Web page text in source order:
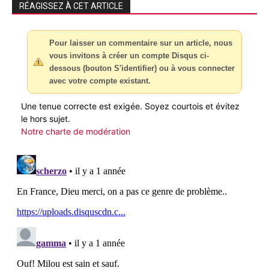
RÉAGISSEZ À CET ARTICLE
Pour laisser un commentaire sur un article, nous
vous invitons à créer un compte Disqus ci-
dessous (bouton S'identifier) ou à vous connecter
avec votre compte existant.
Une tenue correcte est exigée. Soyez courtois et évitez
le hors sujet.
Notre charte de modération